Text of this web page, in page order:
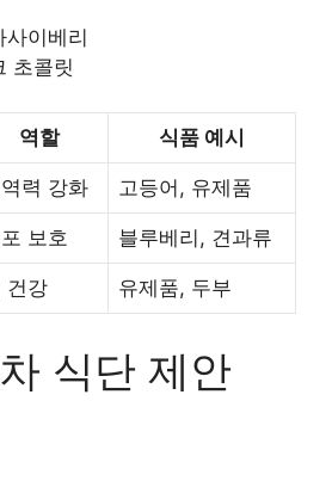
사이베리
초콜릿
역할 식품 예시
력 강화 고등어, 유제품
보호 블루베리, 견과류
건강 유제품, 두부
식단 제안